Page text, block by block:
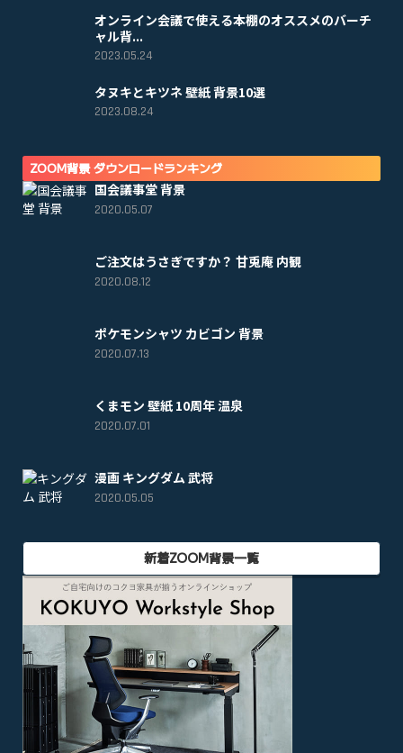
オンライン会議で使える本棚のオススメのバーチ
ャル背...
2023.05.24
タヌキとキツネ 壁紙 背景10選
2023.08.24
ZOOM背景 ダウンロードランキング
国会議事堂 背景
2020.05.07
ご注文はうさぎですか？ 甘兎庵 内観
2020.08.12
ポケモンシャツ カビゴン 背景
2020.07.13
くまモン 壁紙 10周年 温泉
2020.07.01
漫画 キングダム 武将
2020.05.05
新着ZOOM背景一覧